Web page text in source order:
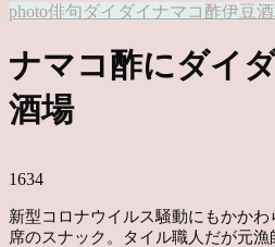
photo俳句ダイダイナマコ酢伊豆
ナマコ酢にダイ
酒場
1634
新型コロナウイルス騒動にもかか
席のスナック。タイル職人だが元